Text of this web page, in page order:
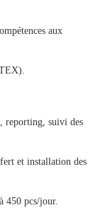
aux
reporting, suivi des
et installation des
450 pcs/jour.